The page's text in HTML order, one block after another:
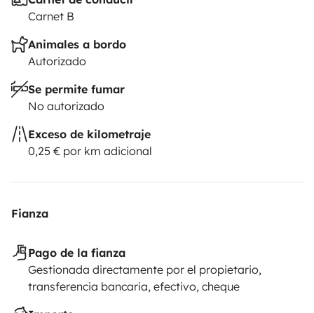
Carnet B
Animales a bordo
Autorizado
Se permite fumar
No autorizado
Exceso de kilometraje
0,25 € por km adicional
Fianza
Pago de la fianza
Gestionada directamente por el propietario,
transferencia bancaria, efectivo, cheque